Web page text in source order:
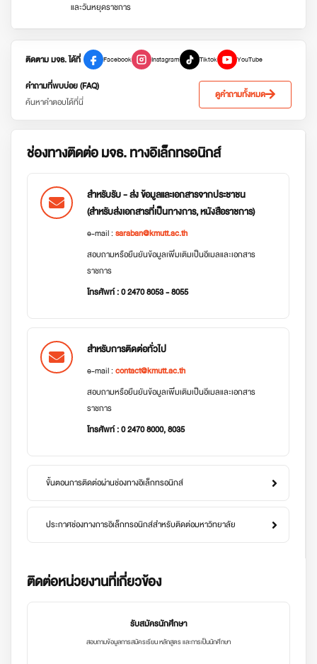
และวันหยุดราชการ
ติดตาม มจธ. ได้ที่ Facebook Instagram Tiktok YouTube
คำถามที่พบบ่อย (FAQ)
ค้นหาคำตอบได้ที่นี่
ดูคำถามทั้งหมด
ช่องทางติดต่อ มจธ. ทางอิเล็กทรอนิกส์
สำหรับรับ - ส่ง ข้อมูลและเอกสารจากประชาชน
(สำหรับส่งเอกสารที่เป็นทางการ, หนังสือราชการ)
e-mail :saraban@kmutt.ac.th
สอบถามหรือยืนยันข้อมูลเพิ่มเติมเป็นอีเมลและเอกสาร
ราชการ
โทรศัพท์ : 0 2470 8053 - 8055
สำหรับการติดต่อทั่วไป
e-mail :contact@kmutt.ac.th
สอบถามหรือยืนยันข้อมูลเพิ่มเติมเป็นอีเมลและเอกสาร
ราชการ
โทรศัพท์ : 0 2470 8000, 8035
ขั้นตอนการติดต่อผ่านช่องทางอิเล็กทรอนิกส์
ประกาศช่องทางการอิเล็กทรอนิกส์สำหรับติดต่อมหาวิทยาลัย
ติดต่อหน่วยงานที่เกี่ยวข้อง
รับสมัครนักศึกษา
สอบถามข้อมูลการสมัครเรียน หลักสูตร และการเป็นนักศึกษา